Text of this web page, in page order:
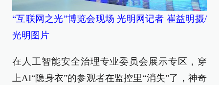
“互联网之光”博览会现场 光明网记者 崔益明摄/
光明图片
在人工智能安全治理专业委员会展示专区，穿
上AI“隐身衣”的参观者在监控里“消失”了，神奇